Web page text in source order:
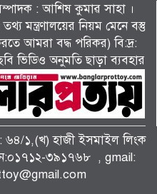
বিশেষ অবদান: ‘জাহানারা
পদক’ পেল নিসচা ডুমুরিয়া
সিজন ৫ এর উদ্ভোধন
হয়েছে।
: আশিষ কুমাৱ সাহা ।
মন্ত্রণালয়ের নিয়ম মেনে বস্তু
আমরা বদ্ধ পরিকর) বি:দ্র:
ভিডিও অনুমতি ছাড়া ব্যবহার
: ৬৪/১,(খ) হাজী ইসমাইল লিংক
৩৯১৭৬৮ , gmail: